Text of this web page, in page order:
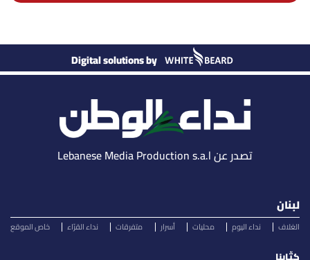
Digital solutions by
تصدر عن Lebanese Media Production s.a.l
لبنان
الغلاف نداء اليوم محليات أسرار متفرقات نداء القرّاء خاص الموقع
كتّابنا